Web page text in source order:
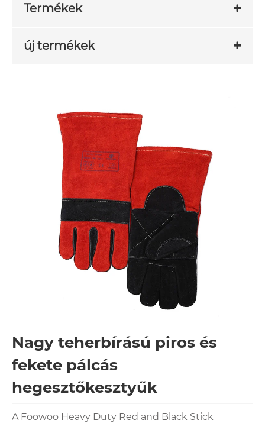
Termékek
új termékek
Nagy teherbírású piros és
fekete pálcás
hegesztőkesztyűk
A Foowoo Heavy Duty Red and Black Stick